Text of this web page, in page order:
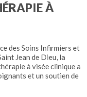
À
des Soins Infirmiers et
Jean de Dieu, la
à visée clinique a
et un soutien de